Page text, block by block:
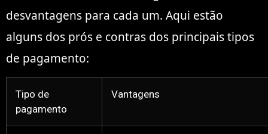
desvantagens para cada um. Aqui estão
alguns dos prós e contras dos principais tipos
de pagamento:
Tipo de
pagamento
Vantagens